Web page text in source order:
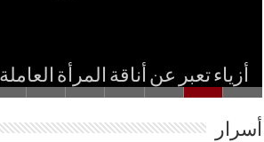
أزياء تعبر عن أناقة المرأة العاملة
أسرار